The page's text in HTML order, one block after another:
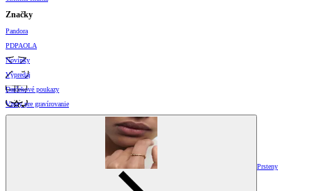
Značky
Pandora
PDPAOLA
Novinky
Výpredaj
Darčekové poukazy
Vzory pre gravírovanie
Prsteny